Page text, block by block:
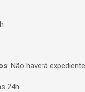
: Não haverá expediente
24h